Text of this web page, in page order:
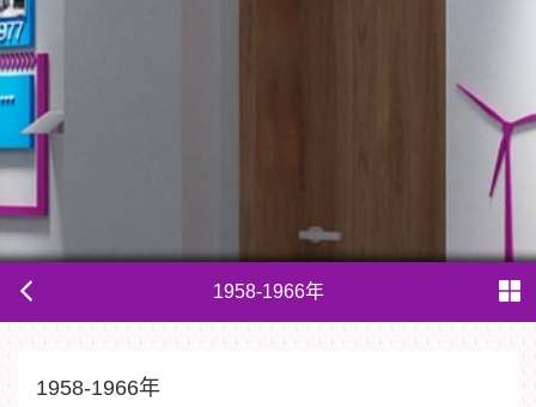
1958-1966年
1958-1966年